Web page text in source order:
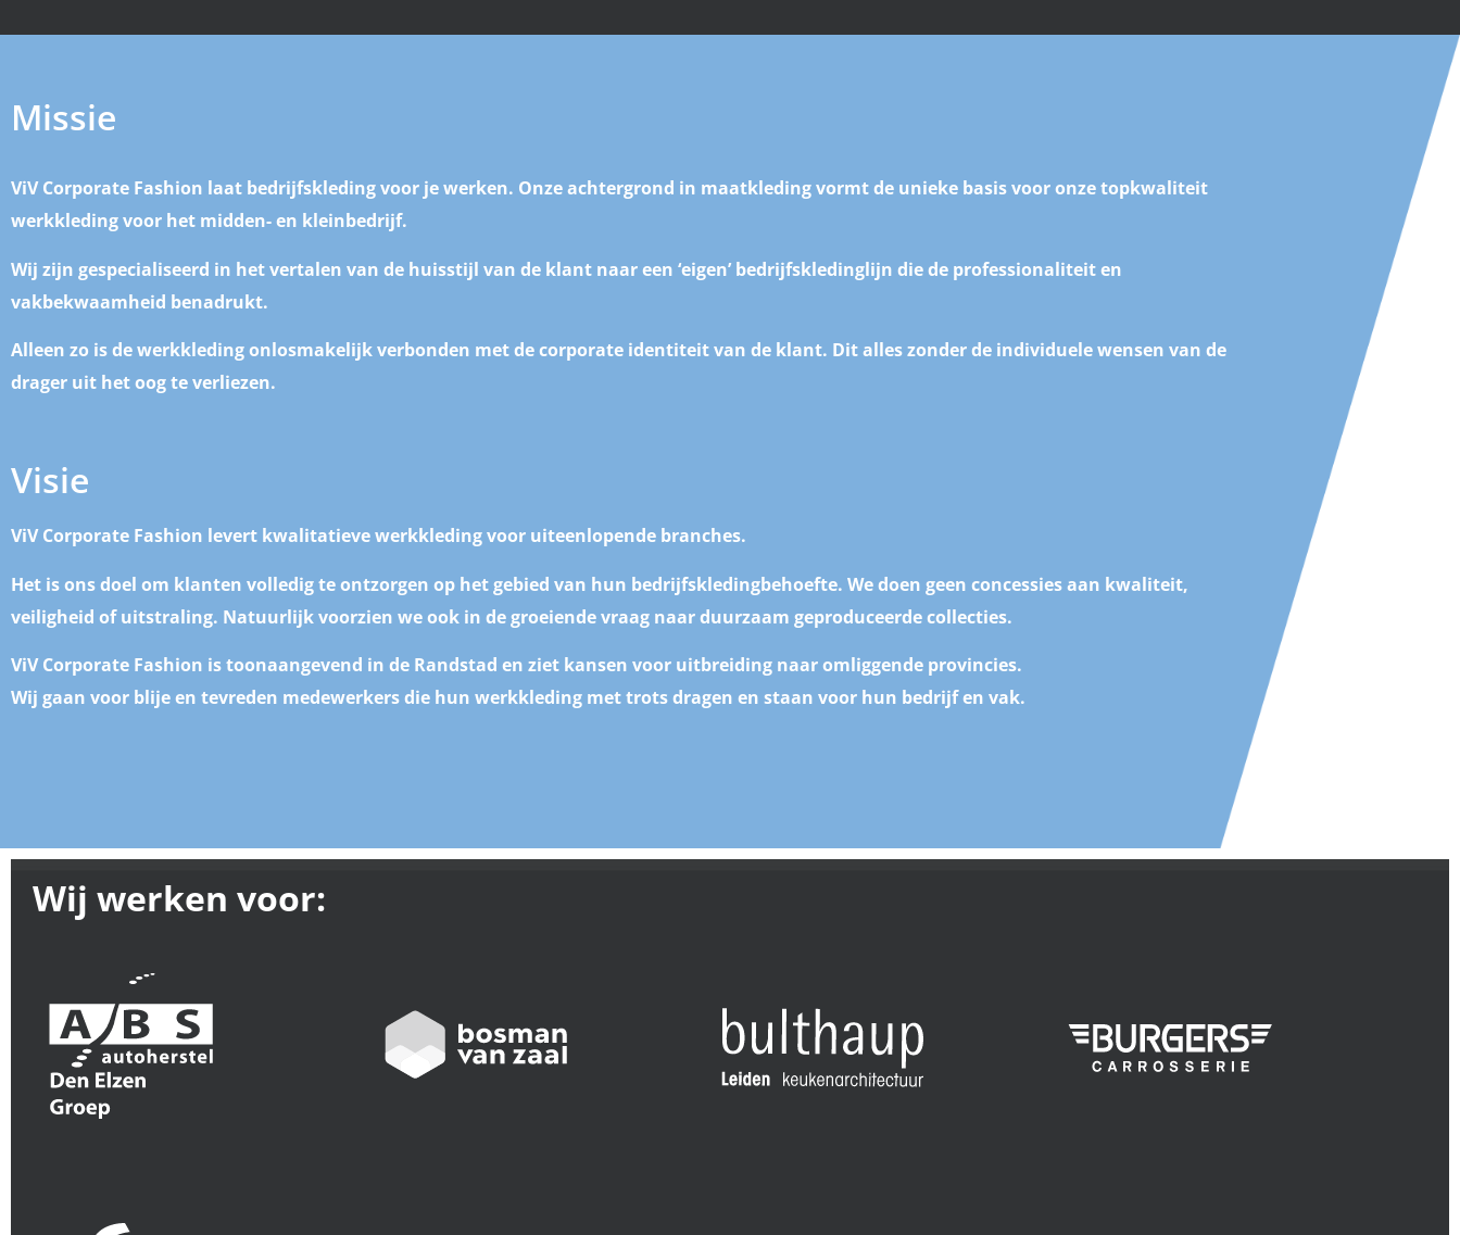
Missie
ViV Corporate Fashion laat bedrijfskleding voor je werken. Onze achtergrond in maatkleding vormt de unieke basis voor onze topkwaliteit
werkkleding voor het midden- en kleinbedrijf.
Wij zijn gespecialiseerd in het vertalen van de huisstijl van de klant naar een ‘eigen’ bedrijfskledinglijn die de professionaliteit en
vakbekwaamheid benadrukt.
Alleen zo is de werkkleding onlosmakelijk verbonden met de corporate identiteit van de klant. Dit alles zonder de individuele wensen van de
drager uit het oog te verliezen.
Visie
ViV Corporate Fashion levert kwalitatieve werkkleding voor uiteenlopende branches.
Het is ons doel om klanten volledig te ontzorgen op het gebied van hun bedrijfskledingbehoefte. We doen geen concessies aan kwaliteit,
veiligheid of uitstraling. Natuurlijk voorzien we ook in de groeiende vraag naar duurzaam geproduceerde collecties.
ViV Corporate Fashion is toonaangevend in de Randstad en ziet kansen voor uitbreiding naar omliggende provincies.
Wij gaan voor blije en tevreden medewerkers die hun werkkleding met trots dragen en staan voor hun bedrijf en vak.
Wij werken voor: